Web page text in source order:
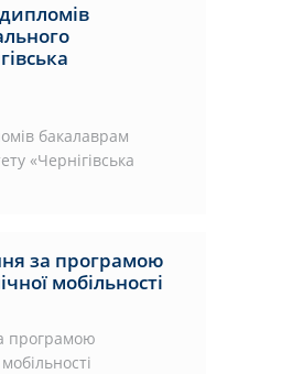
бакалаврам
«Чернігівська
за програмою
мобільності
програмою